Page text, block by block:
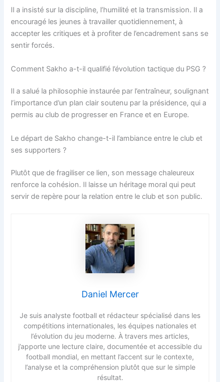
Il a insisté sur la discipline, l’humilité et la transmission. Il a
encouragé les jeunes à travailler quotidiennement, à
accepter les critiques et à profiter de l’encadrement sans se
sentir forcés.
Comment Sakho a-t-il qualifié l’évolution tactique du PSG ?
Il a salué la philosophie instaurée par l’entraîneur, soulignant
l’importance d’un plan clair soutenu par la présidence, qui a
permis au club de progresser en France et en Europe.
Le départ de Sakho change-t-il l’ambiance entre le club et
ses supporters ?
Plutôt que de fragiliser ce lien, son message chaleureux
renforce la cohésion. Il laisse un héritage moral qui peut
servir de repère pour la relation entre le club et son public.
Daniel Mercer
Je suis analyste football et rédacteur spécialisé dans les
compétitions internationales, les équipes nationales et
l’évolution du jeu moderne. À travers mes articles,
j’apporte une lecture claire, documentée et accessible du
football mondial, en mettant l’accent sur le contexte,
l’analyse et la compréhension plutôt que sur le simple
résultat.